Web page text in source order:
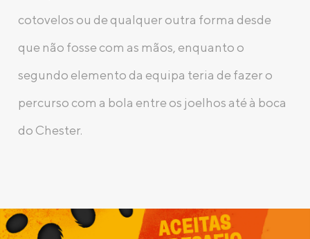
cotovelos ou de qualquer outra forma desde
que não fosse com as mãos, enquanto o
segundo elemento da equipa teria de fazer o
percurso com a bola entre os joelhos até à boca
do Chester.